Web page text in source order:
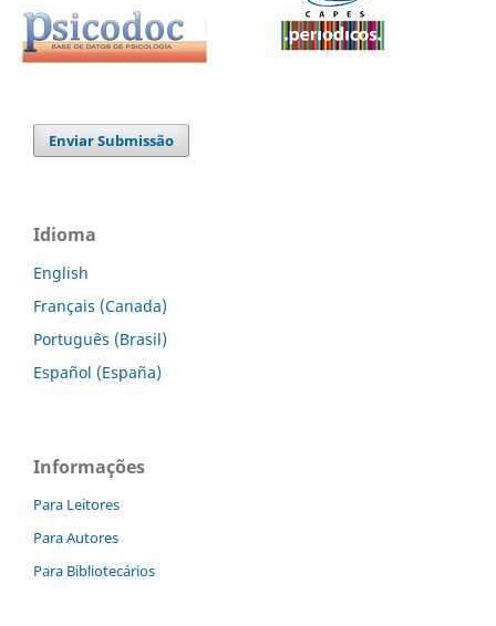
Enviar Submissão
Idioma
English
Français (Canada)
Português (Brasil)
Español (España)
Informações
Para Leitores
Para Autores
Para Bibliotecários